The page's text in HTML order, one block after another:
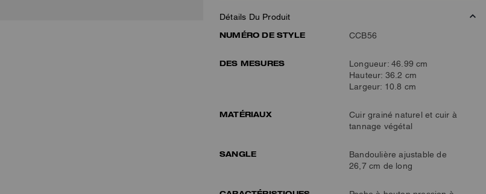
Détails Du Produit
NUMÉRO DE STYLE
CCB56
DES MESURES
Longueur: 46.99 cm
Hauteur: 36.2 cm
Largeur: 10.8 cm
MATÉRIAUX
Cuir grainé naturel et cuir à
tannage végétal
SANGLE
Bandoulière ajustable de
26,7 cm de long